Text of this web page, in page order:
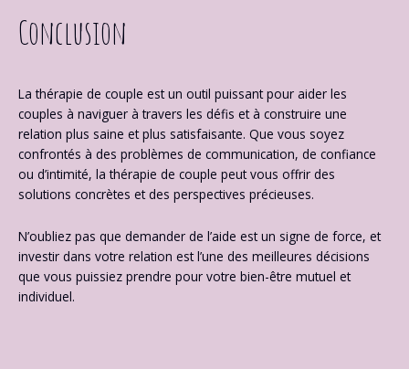
Conclusion
La thérapie de couple est un outil puissant pour aider les
couples à naviguer à travers les défis et à construire une
relation plus saine et plus satisfaisante. Que vous soyez
confrontés à des problèmes de communication, de confiance
ou d’intimité, la thérapie de couple peut vous offrir des
solutions concrètes et des perspectives précieuses.
N’oubliez pas que demander de l’aide est un signe de force, et
investir dans votre relation est l’une des meilleures décisions
que vous puissiez prendre pour votre bien-être mutuel et
individuel.